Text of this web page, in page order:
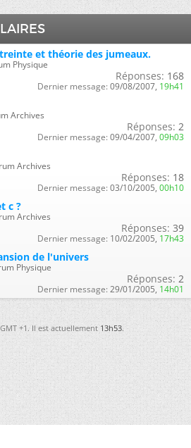
et théorie des jumeaux.
Physique
Réponses: 168
Dernier message: 09/08/2007, 19h41
Archives
Réponses: 2
Dernier message: 09/04/2007, 09h03
Archives
Réponses: 18
Dernier message: 03/10/2005, 00h10
c ?
Archives
Réponses: 39
Dernier message: 10/02/2005, 17h43
de l'univers
Physique
Réponses: 2
Dernier message: 29/01/2005, 14h01
+1. Il est actuellement13h53.